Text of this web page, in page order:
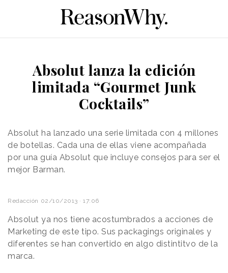
Absolut lanza la edición
limitada “Gourmet Junk
Cocktails”
Absolut ha lanzado una serie limitada con 4 millones
de botellas. Cada una de ellas viene acompañada
por una guía Absolut que incluye consejos para ser el
mejor Barman.
Redacción 02/10/2013 · 17:06
Absolut ya nos tiene acostumbrados a acciones de
Marketing de este tipo. Sus packagings originales y
diferentes se han convertido en algo distintitvo de la
marca.